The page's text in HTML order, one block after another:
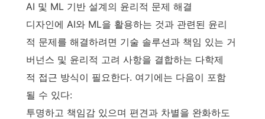
AI 및 ML 기반 설계의 윤리적 문제 해결
디자인에 AI와 ML을 활용하는 것과 관련된 윤리
적 문제를 해결하려면 기술 솔루션과 책임 있는 거
버넌스 및 윤리적 고려 사항을 결합하는 다학제
적 접근 방식이 필요한다. 여기에는 다음이 포함
될 수 있다:
투명하고 책임감 있으며 편견과 차별을 완화하도